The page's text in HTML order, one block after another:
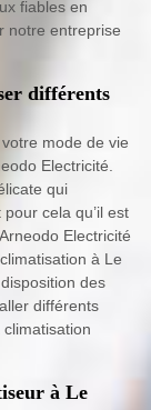
fiables en
notre entreprise
différents
mode de vie
Electricité.
qui
cela qu’il est
Electricité
à Le
des
différents
à Le